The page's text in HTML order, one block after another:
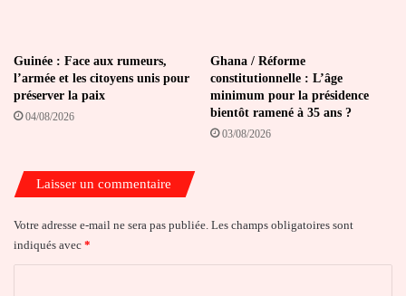
Guinée : Face aux rumeurs,
l’armée et les citoyens unis pour
préserver la paix
04/08/2026
Ghana / Réforme
constitutionnelle : L’âge
minimum pour la présidence
bientôt ramené à 35 ans ?
03/08/2026
Laisser un commentaire
Votre adresse e-mail ne sera pas publiée. Les champs obligatoires sont
indiqués avec *